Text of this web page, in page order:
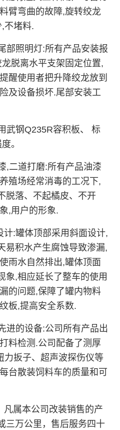
臂弯曲的故障,旋转绞龙
不堵料.
部照明灯:所有产品安装报
脱离水平支架固定位置,
醒使用者把升降绞龙放到
及设备损坏.尾部安装工
武钢Q235R容积板、 标
。
,二道打磨:所有产品油漆
殖场经常消毒的工况下,
脱落、不起橘皮、不开
,用户的形象.
计:罐体顶部采用斜面设计,
易积水产生腐蚀导致渗漏,
雨水自然排出,罐体顶面
象,相应延长了整车的使用
的问题,保障了罐内物料
板,提高安全系数.
进的设备:公司所有产品出
料检测.公司配备了测厚
力扳子、超声波探伤仪等
台散装饲料车的质量和可
凡属本公司改装销售的产
三万公里，售后服务四十